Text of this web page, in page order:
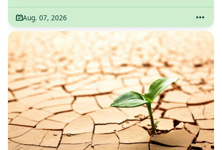
Aug. 07, 2026